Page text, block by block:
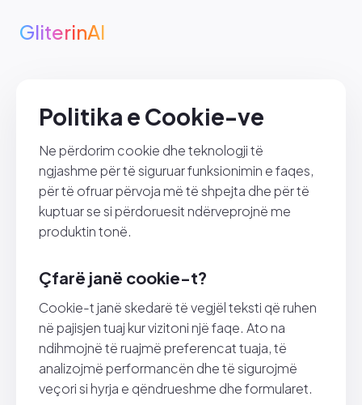
GliterinAI
Politika e Cookie-ve
Ne përdorim cookie dhe teknologji të
ngjashme për të siguruar funksionimin e faqes,
për të ofruar përvoja më të shpejta dhe për të
kuptuar se si përdoruesit ndërveprojnë me
produktin tonë.
Çfarë janë cookie-t?
Cookie-t janë skedarë të vegjël teksti që ruhen
në pajisjen tuaj kur vizitoni një faqe. Ato na
ndihmojnë të ruajmë preferencat tuaja, të
analizojmë performancën dhe të sigurojmë
veçori si hyrja e qëndrueshme dhe formularet.